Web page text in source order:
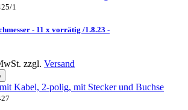
1
- 11 x vorrätig /1.8.23 -
zzgl. Versand